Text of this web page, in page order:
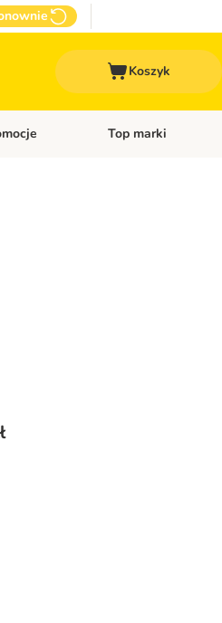
Koszyk
menu kategorii: Karmy VET
Otwórz menu
Top marki